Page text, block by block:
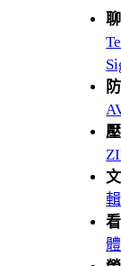
體